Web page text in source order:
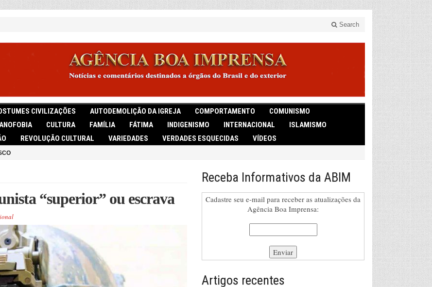
Search
CIVILIZAÇÕES AUTODEMOLIÇÃO DA IGREJA COMPORTAMENTO
COMUNISMO
CULTURA FAMÍLIA FÁTIMA INDIGENISMO INTERNACIONAL
ISLAMISMO
REVOLUÇÃO CULTURAL VARIEDADES VERDADES ESQUECIDAS VÍDEOS
“superior” ou escrava
Receba Informativos da ABIM
Cadastre seu e-mail para receber as atualizações da
Agência Boa Imprensa:
Artigos recentes